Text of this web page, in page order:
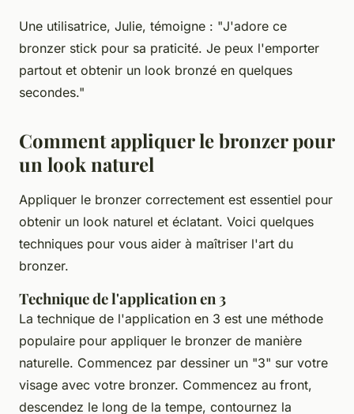
Une utilisatrice, Julie, témoigne : "J'adore ce
bronzer stick pour sa praticité. Je peux l'emporter
partout et obtenir un look bronzé en quelques
secondes."
Comment appliquer le bronzer pour
un look naturel
Appliquer le bronzer correctement est essentiel pour
obtenir un look naturel et éclatant. Voici quelques
techniques pour vous aider à maîtriser l'art du
bronzer.
Technique de l'application en 3
La technique de l'application en 3 est une méthode
populaire pour appliquer le bronzer de manière
naturelle. Commencez par dessiner un "3" sur votre
visage avec votre bronzer. Commencez au front,
descendez le long de la tempe, contournez la